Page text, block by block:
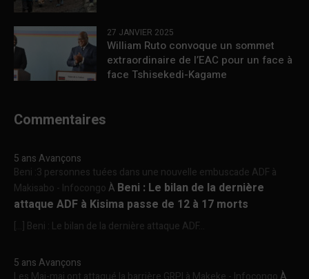
27 JANVIER 2025
William Ruto convoque un sommet
extraordinaire de l’EAC pour un face à
face Tshisekedi-Kagame
Commentaires
5 ans Avançons
Beni :3 personnes tuées dans une nouvelle embuscade ADF à
Makisabo - InfocongoÀ Beni : Le bilan de la dernière
attaque ADF à Kisima passe de 12 à 17 morts
[…] Beni : Le bilan de la dernière attaque ADF...
5 ans Avançons